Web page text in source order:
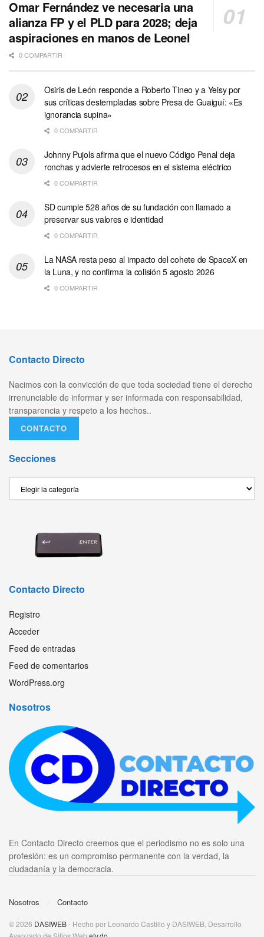
Omar Fernández ve necesaria una
alianza FP y el PLD para 2028; deja
aspiraciones en manos de Leonel
0 COMPARTIR
Osiris de León responde a Roberto Tineo y a Yeisy por
sus críticas destempladas sobre Presa de Guaiguí: «Es
ignorancia supina»
0 COMPARTIR
Johnny Pujols afirma que el nuevo Código Penal deja
ronchas y advierte retrocesos en el sistema eléctrico
0 COMPARTIR
SD cumple 528 años de su fundación con llamado a
preservar sus valores e identidad
0 COMPARTIR
La NASA resta peso al impacto del cohete de SpaceX en
la Luna, y no confirma la colisión 5 agosto 2026
0 COMPARTIR
Contacto Directo
Nacimos con la convicción de que toda sociedad tiene el derecho
irrenunciable de informar y ser informada con responsabilidad,
transparencia y respeto a los hechos..
CONTACTO
Secciones
Contacto Directo
Registro
Acceder
Feed de entradas
Feed de comentarios
WordPress.org
Nosotros
En Contacto Directo creemos que el periodismo no es solo una
profesión: es un compromiso permanente con la verdad, la
ciudadanía y la democracia.
Nosotros Contacto
© 2026 DASIWEB- Hecho por Leonardo Castillo y DASIWEB, Desarrollo